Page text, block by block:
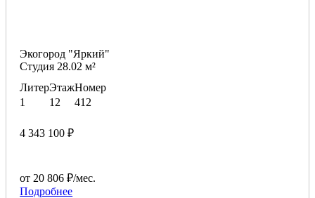
Экогород "Яркий"
Студия 28.02 м²
Литер
1
Этаж
12
Номер
412
4 343 100 ₽
от 20 806 ₽/мес.
Подробнее